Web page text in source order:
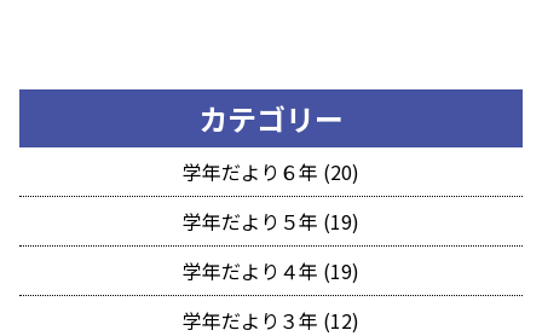
カテゴリー
学年だより６年 (20)
学年だより５年 (19)
学年だより４年 (19)
学年だより３年 (12)